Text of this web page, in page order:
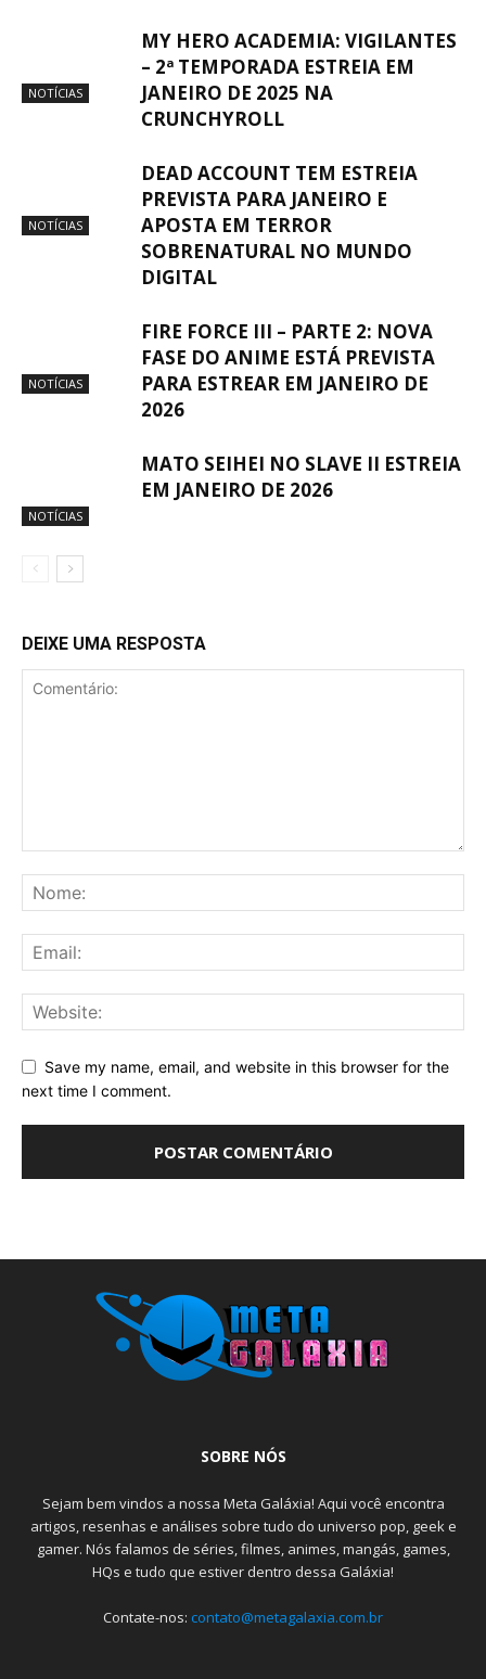
NOTÍCIAS
MY HERO ACADEMIA: VIGILANTES
– 2ª TEMPORADA ESTREIA EM
JANEIRO DE 2025 NA
CRUNCHYROLL
NOTÍCIAS
DEAD ACCOUNT TEM ESTREIA
PREVISTA PARA JANEIRO E
APOSTA EM TERROR
SOBRENATURAL NO MUNDO
DIGITAL
NOTÍCIAS
FIRE FORCE III – PARTE 2: NOVA
FASE DO ANIME ESTÁ PREVISTA
PARA ESTREAR EM JANEIRO DE
2026
NOTÍCIAS
MATO SEIHEI NO SLAVE II ESTREIA
EM JANEIRO DE 2026
DEIXE UMA RESPOSTA
Save my name, email, and website in this browser for the
next time I comment.
SOBRE NÓS
Sejam bem vindos a nossa Meta Galáxia! Aqui você encontra
artigos, resenhas e análises sobre tudo do universo pop, geek e
gamer. Nós falamos de séries, filmes, animes, mangás, games,
HQs e tudo que estiver dentro dessa Galáxia!
Contate-nos: contato@metagalaxia.com.br